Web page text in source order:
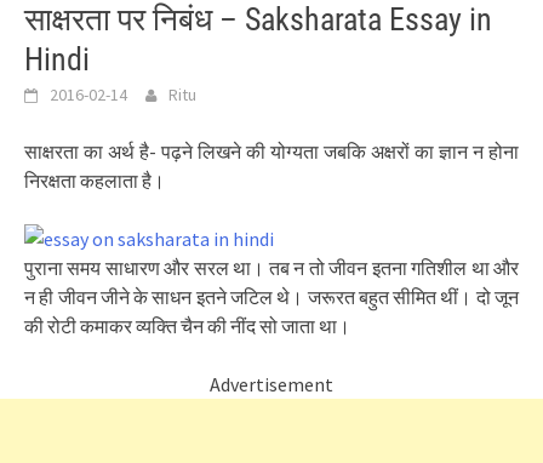
साक्षरता पर निबंध – Saksharata Essay in
Hindi
2016-02-14 Ritu
साक्षरता का अर्थ है- पढ़ने लिखने की योग्यता जबकि अक्षरों का ज्ञान न होना
निरक्षता कहलाता है।
पुराना समय साधारण और सरल था। तब न तो जीवन इतना गतिशील था और
न ही जीवन जीने के साधन इतने जटिल थे। जरूरत बहुत सीमित थीं। दो जून
की रोटी कमाकर व्यक्ति चैन की नींद सो जाता था।
Advertisement